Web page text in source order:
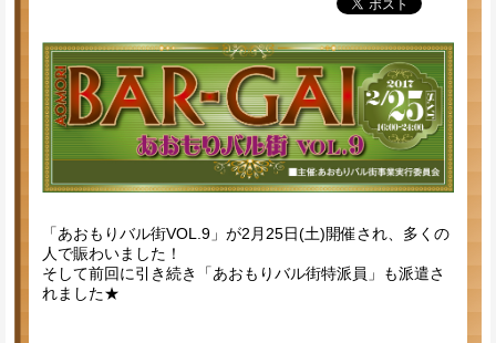
「あおもりバル街VOL.9」が2月25日(土)開催され、多くの
人で賑わいました！
そして前回に引き続き「あおもりバル街特派員」も派遣さ
れました★